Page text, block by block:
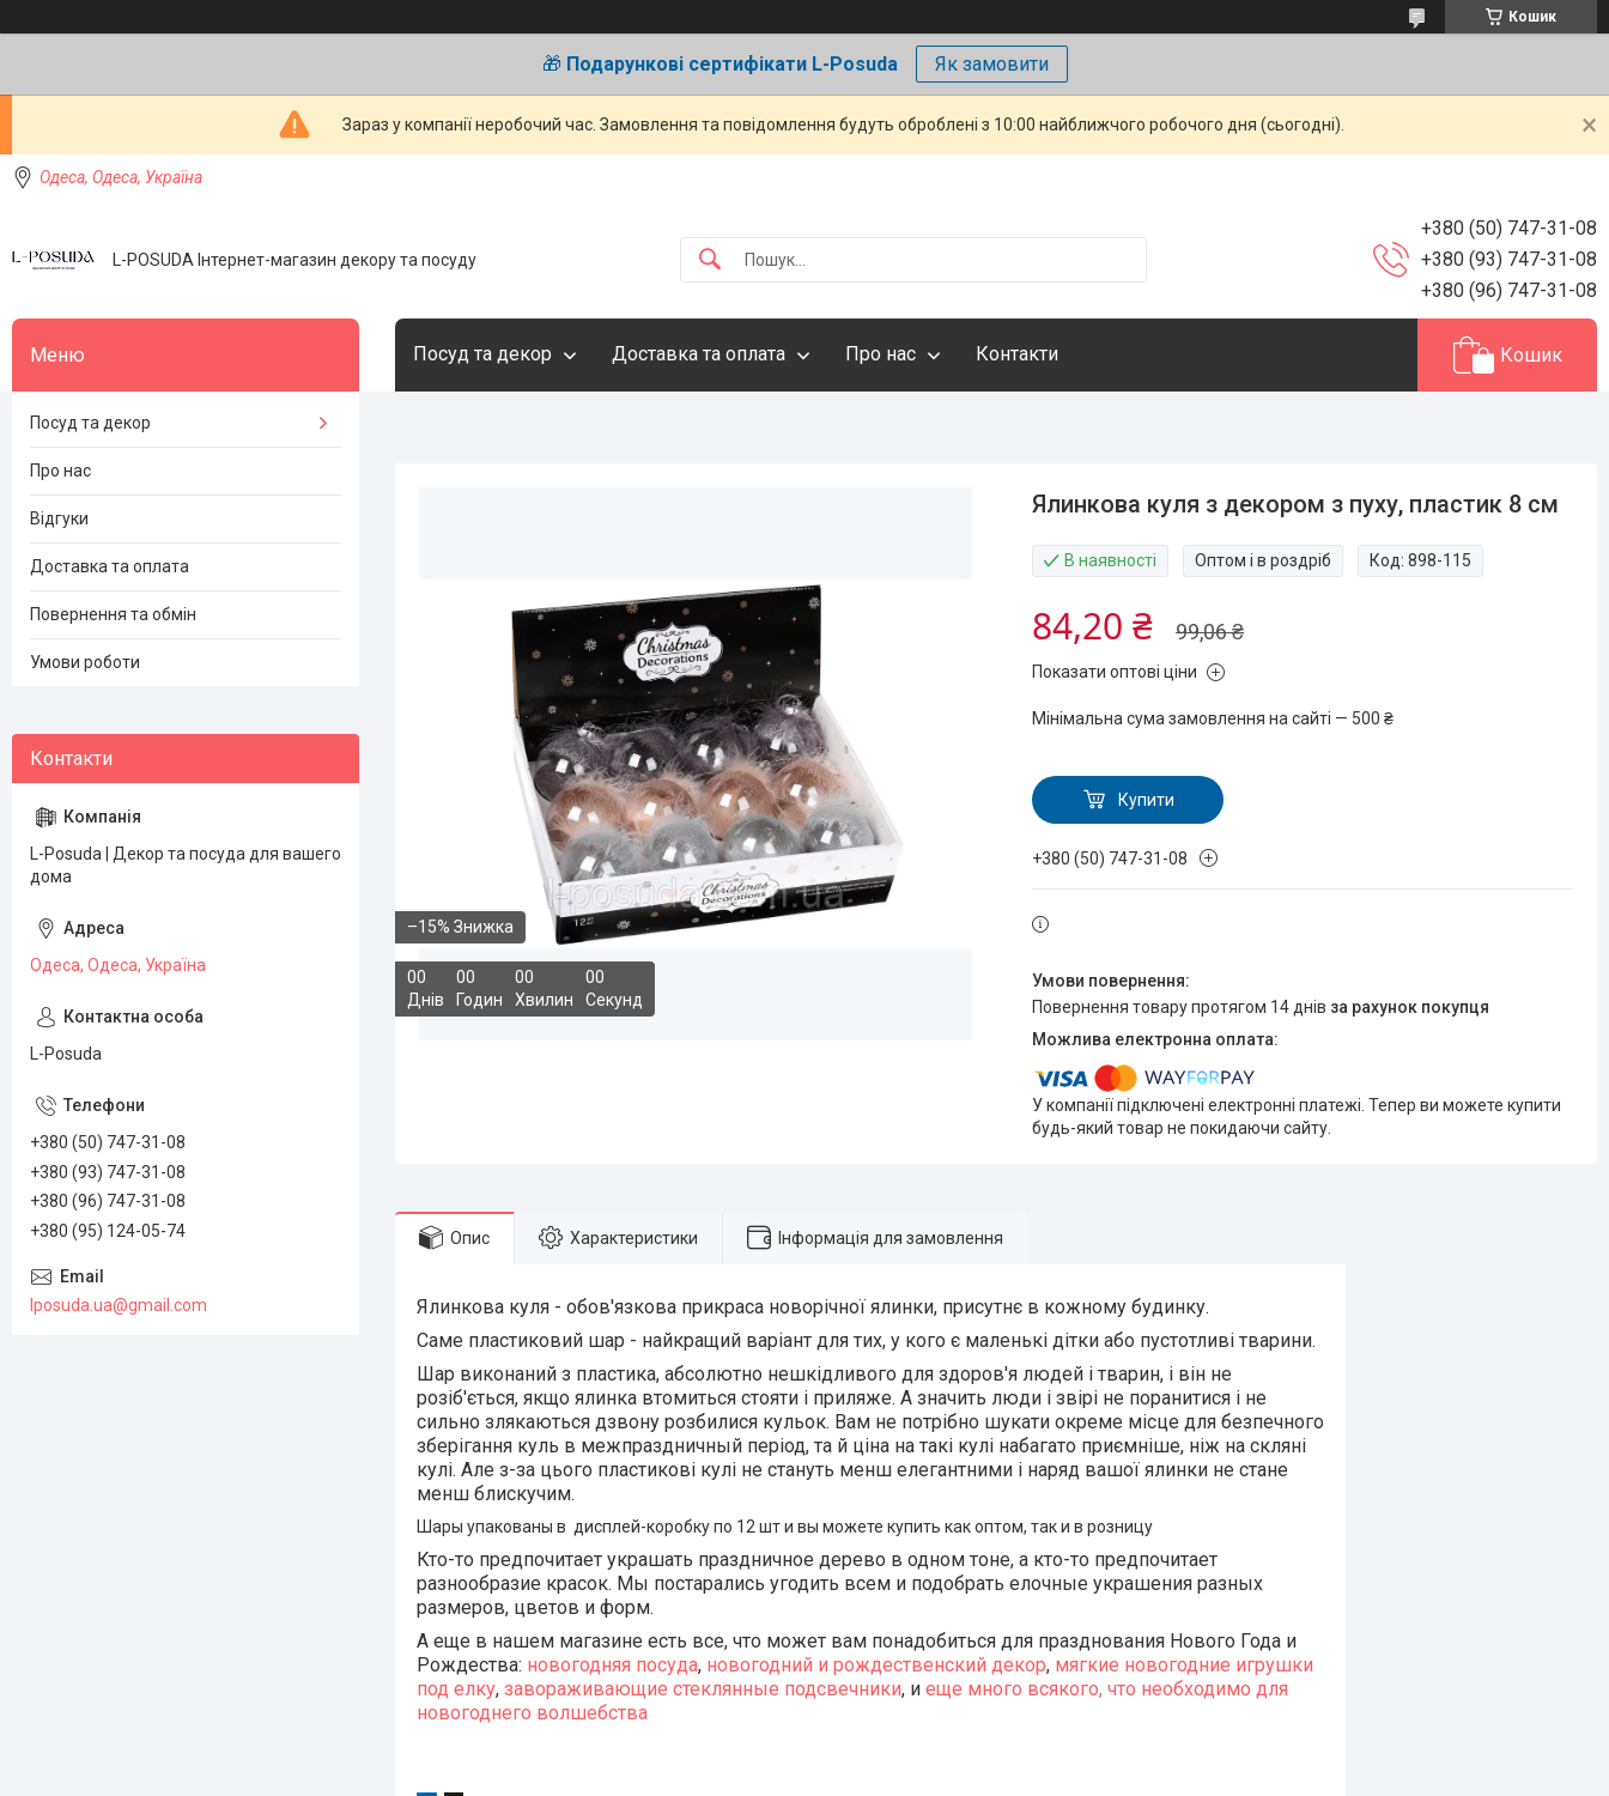
Кошик
🎁 Подарункові сертифікати L-Posuda Як замовити
Зараз у компанії неробочий час. Замовлення та повідомлення будуть оброблені з 10:00 найближчого робочого дня (сьогодні).
Одеса, Одеса, Україна
L-POSUDA Інтернет-магазин декору та посуду
+380 (50) 747-31-08
+380 (93) 747-31-08
+380 (96) 747-31-08
Посуд та декор Доставка та оплата Про нас Контакти Кошик
–15%
00
Днів
00
Годин
00
Хвилин
00
Секунд
Ялинкова куля з декором з пуху, пластик 8 см
В наявності Оптом і в роздріб Код:898-115
99,06 ₴
84,20 ₴
Показати оптові ціни
Мінімальна сума замовлення на сайті — 500 ₴
Купити
+380 (50) 747-31-08
повернення товару протягом 14 днів за рахунок покупця
У компанії підключені електронні платежі. Тепер ви можете купити
будь-який товар не покидаючи сайту.
Опис Характеристики Інформація для замовлення
Ялинкова куля - обов'язкова прикраса новорічної ялинки, присутнє в кожному будинку.
Саме пластиковий шар - найкращий варіант для тих, у кого є маленькі дітки або пустотливі тварини.
Шар виконаний з пластика, абсолютно нешкідливого для здоров'я людей і тварин, і він не
розіб'ється, якщо ялинка втомиться стояти і приляже. А значить люди і звірі не поранитися і не
сильно злякаються дзвону розбилися кульок. Вам не потрібно шукати окреме місце для безпечного
зберігання куль в межпраздничный період, та й ціна на такі кулі набагато приємніше, ніж на скляні
кулі. Але з-за цього пластикові кулі не стануть менш елегантними і наряд вашої ялинки не стане
менш блискучим.
Шары упакованы в дисплей-коробку по 12 шт и вы можете купить как оптом, так и в розницу
Кто-то предпочитает украшать праздничное дерево в одном тоне, а кто-то предпочитает
разнообразие красок. Мы постарались угодить всем и подобрать елочные украшения разных
размеров, цветов и форм.
А еще в нашем магазине есть все, что может вам понадобиться для празднования Нового Года и
Рождества: новогодняя посуда, новогодний и рождественский декор, мягкие новогодние игрушки
под елку, завораживающие стеклянные подсвечники, и еще много всякого, что необходимо для
новогоднего волшебства
Посуд та декор
Про нас
Відгуки
Доставка та оплата
Повернення та обмін
Умови роботи
L-Posuda | Декор та посуда для вашего
дома
Одеса, Одеса, Україна
L-Posuda
+380 (50) 747-31-08
+380 (93) 747-31-08
+380 (96) 747-31-08
+380 (95) 124-05-74
lposuda.ua@gmail.com